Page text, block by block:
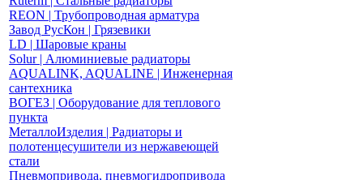
REON | Трубопроводная арматура
Завод РусКон | Грязевики
LD | Шаровые краны
Solur | Алюминиевые радиаторы
AQUALINK, AQUALINE | Инженерная
сантехника
ВОГЕЗ | Оборудование для теплового
пункта
МеталлоИзделия | Радиаторы и
полотенцесушители из нержавеющей
стали
Пневмопривода, пневмогидропривода